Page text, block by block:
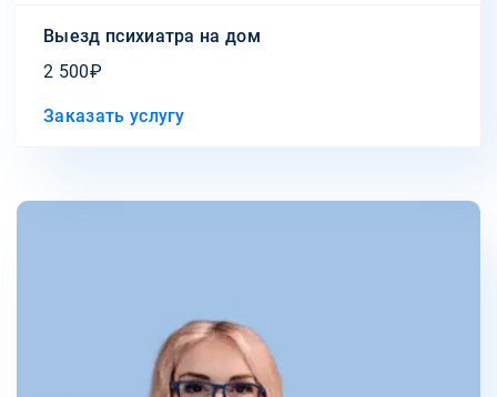
Выезд психиатра на дом
2 500₽
Заказать услугу